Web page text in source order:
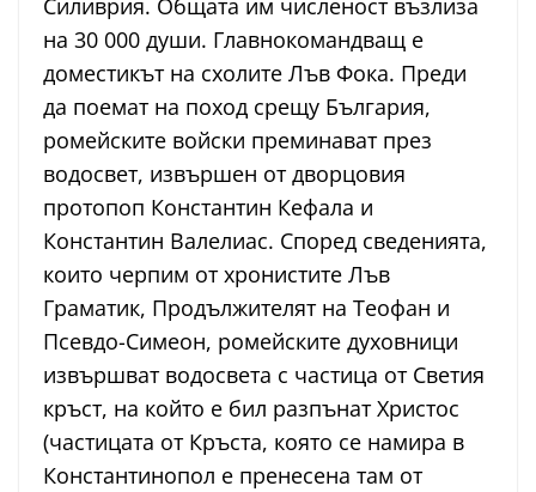
на 30 000 души. Главнокомандващ е
доместикът на схолите Лъв Фока. Преди
да поемат на поход срещу България,
ромейските войски преминават през
водосвет, извършен от дворцовия
протопоп Константин Кефала и
Константин Валелиас. Според сведенията,
които черпим от хронистите Лъв
Граматик, Продължителят на Теофан и
Псевдо-Симеон, ромейските духовници
извършват водосвета с частица от Светия
кръст, на който е бил разпънат Христос
(частицата от Кръста, която се намира в
Константинопол е пренесена там от